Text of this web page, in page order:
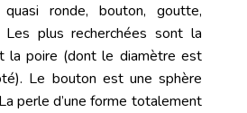
ronde, bouton, goutte,
Les plus recherchées sont la
la poire (dont le diamètre est
Le bouton est une sphère
perle d’une forme totalement